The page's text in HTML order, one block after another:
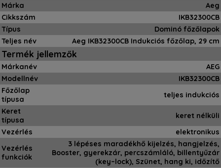
Márka
Aeg
Cikkszám
IKB32300CB
Típus
Dominó főzőlapok
Teljes név
Aeg IKB32300CB Indukciós főzőlap, 29 cm
Termék jellemzők
Márkanév
AEG
Modellnév
IKB32300CB
Főzőlap
típusa
teljes indukciós
Keret
típusa
keret nélküli
Vezérlés
elektronikus
Vezérlés
funkciók
3 lépéses maradékhő kijelzés, hangjelzés,
Booster, gyerekzár, percszámláló, billentyűzár
(key–lock), Szünet, hang ki, időzítő